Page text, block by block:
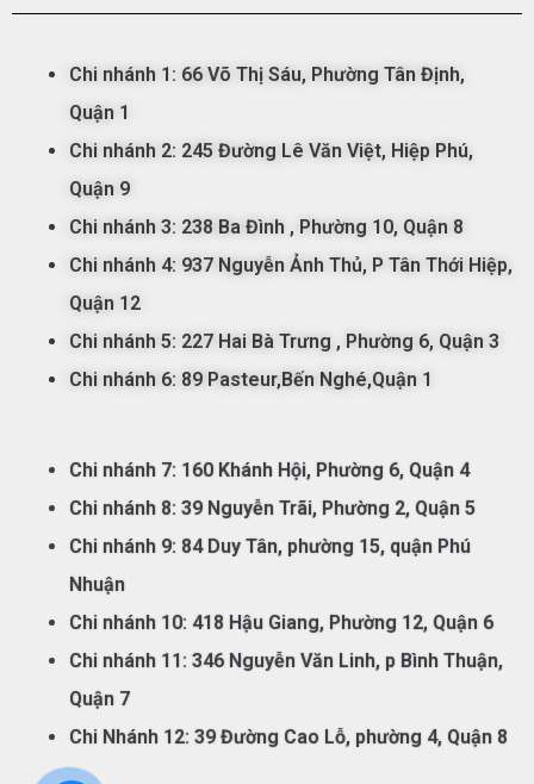
Chi nhánh 1: 66 Võ Thị Sáu, Phường Tân Định,
Quận 1
Chi nhánh 2: 245 Đường Lê Văn Việt, Hiệp Phú,
Quận 9
Chi nhánh 3: 238 Ba Đình , Phường 10, Quận 8
Chi nhánh 4: 937 Nguyễn Ảnh Thủ, P Tân Thới Hiệp,
Quận 12
Chi nhánh 5: 227 Hai Bà Trưng , Phường 6, Quận 3
Chi nhánh 6: 89 Pasteur,Bến Nghé,Quận 1
Chi nhánh 7: 160 Khánh Hội, Phường 6, Quận 4
Chi nhánh 8: 39 Nguyễn Trãi, Phường 2, Quận 5
Chi nhánh 9: 84 Duy Tân, phường 15, quận Phú
Nhuận
Chi nhánh 10: 418 Hậu Giang, Phường 12, Quận 6
Chi nhánh 11: 346 Nguyễn Văn Linh, p Bình Thuận,
Quận 7
Chi Nhánh 12: 39 Đường Cao Lỗ, phường 4, Quận 8